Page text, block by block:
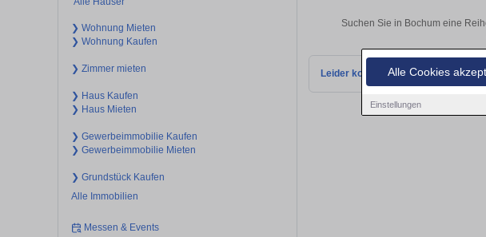
Alle Cookies
Einstellungen
❯ Wohnung Mieten
❯ Wohnung Kaufen
❯ Zimmer mieten
❯ Haus Kaufen
❯ Haus Mieten
❯ Gewerbeimmobilie Kaufen
❯ Gewerbeimmobilie Mieten
❯ Grundstück Kaufen
Alle Immobilien
Messen & Events
Suchen Sie in Bochum eine
Leider konnten wir derzeit keine